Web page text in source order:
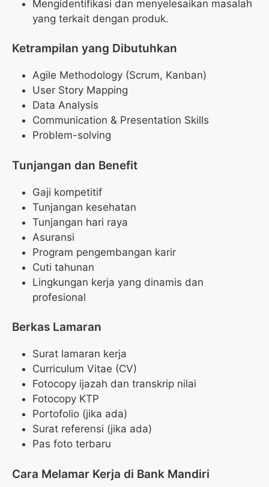
Mengidentifikasi dan menyelesaikan masalah
yang terkait dengan produk.
Ketrampilan yang Dibutuhkan
Agile Methodology (Scrum, Kanban)
User Story Mapping
Data Analysis
Communication & Presentation Skills
Problem-solving
Tunjangan dan Benefit
Gaji kompetitif
Tunjangan kesehatan
Tunjangan hari raya
Asuransi
Program pengembangan karir
Cuti tahunan
Lingkungan kerja yang dinamis dan
profesional
Berkas Lamaran
Surat lamaran kerja
Curriculum Vitae (CV)
Fotocopy ijazah dan transkrip nilai
Fotocopy KTP
Portofolio (jika ada)
Surat referensi (jika ada)
Pas foto terbaru
Cara Melamar Kerja di Bank Mandiri